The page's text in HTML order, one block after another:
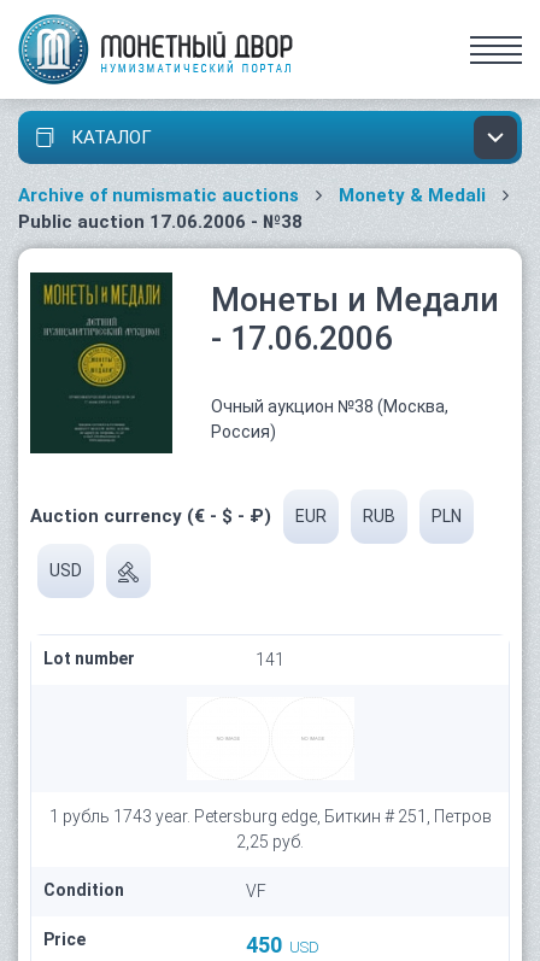
КАТАЛОГ
Archive of numismatic auctions
Monety & Medali
Public auction 17.06.2006 - №38
Монеты и Медали
- 17.06.2006
Очный аукцион №38 (Москва,
Россия)
Auction currency (€ - $ - ₽) EUR RUB PLN
USD
Lot number 141
1 рубль 1743 year. Petersburg edge, Биткин # 251, Петров
2,25 руб.
Condition VF
Price 450 USD